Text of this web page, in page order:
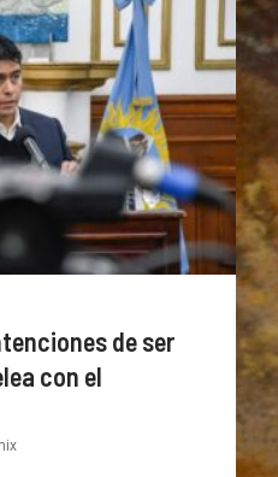
de ser
con el